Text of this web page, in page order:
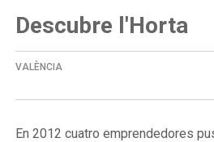
Descubre l'Horta
VALÈNCIA
En 2012 cuatro emprendedores